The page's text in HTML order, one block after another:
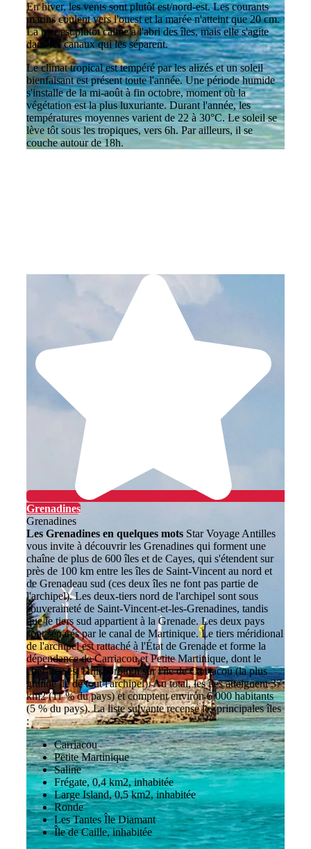
En hiver, les vents sont plutôt est/nord-est. Les courants
marins coulent vers l'ouest et la marée n'atteint que 20 cm.
La mer est plutôt calme à l'abri des îles, mais elle s'agite
dans les canaux qui les séparent.
Le climat tropical est tempéré par les alizés et un soleil
bienfaisant est présent toute l'année. Une période humide
s'installe de la mi-août à fin octobre, moment où la
végétation est la plus luxuriante. Durant l'année, les
températures moyennes varient de 22 à 30°C. Le soleil se
lève tôt sous les tropiques, vers 6h. Par ailleurs, il se
couche autour de 18h.
Grenadines
Grenadines
Les Grenadines en quelques mots Star Voyage Antilles
vous invite à découvrir les Grenadines qui forment une
chaîne de plus de 600 îles et de Cayes, qui s'étendent sur
près de 100 km entre les îles de Saint-Vincent au nord et
de Grenadeau sud (ces deux îles ne font pas partie de
l'archipel). Les deux-tiers nord de l'archipel sont sous
souveraineté de Saint-Vincent-et-les-Grenadines, tandis
que le tiers sud appartient à la Grenade. Les deux pays
sont séparés par le canal de Martinique. Le tiers méridional
de l'archipel est rattaché à l'État de Grenade et forme la
dépendance de Carriacou et Petite Martinique, dont le
chef-lieu est Hillsborough sur l'île de Carriacou (la plus
grande île de tout l'archipel). Au total, les îles atteignent 37
km2 (11 % du pays) et comptent environ 6 000 habitants
(5 % du pays). La liste suivante recense les principales îles
:
Carriacou
Petite Martinique
Saline
Frégate, 0,4 km2, inhabitée
Large Island, 0,5 km2, inhabitée
Ronde
Les Tantes Île Diamant
Île de Caille, inhabitée